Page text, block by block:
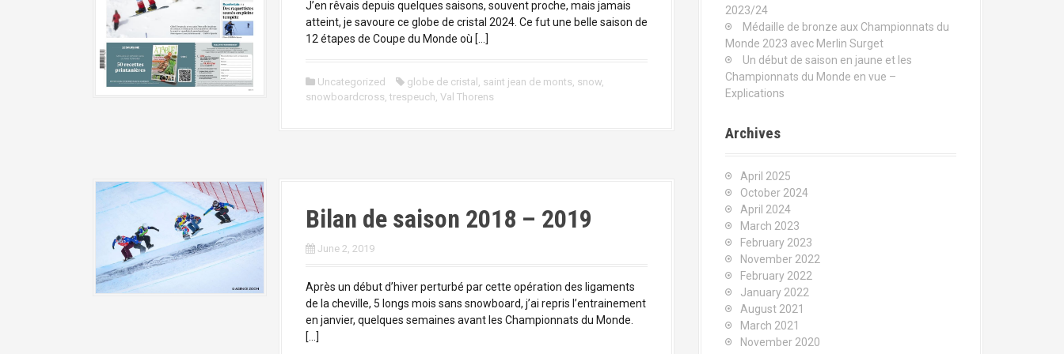
J’en rêvais depuis quelques saisons, souvent proche, mais jamais
atteint, je savoure ce globe de cristal 2024. Ce fut une belle saison de
12 étapes de Coupe du Monde où […]
Uncategorized globe de cristal , saint jean de monts, snow,
snowboardcross, trespeuch, Val Thorens
Bilan de saison 2018 – 2019
June 2, 2019
Après un début d’hiver perturbé par cette opération des ligaments
de la cheville, 5 longs mois sans snowboard, j’ai repris l’entrainement
en janvier, quelques semaines avant les Championnats du Monde.
[…]
2023/24
Médaille de bronze aux Championnats du
Monde 2023 avec Merlin Surget
Un début de saison en jaune et les
Championnats du Monde en vue –
Explications
Archives
April 2025
October 2024
April 2024
March 2023
February 2023
November 2022
February 2022
January 2022
August 2021
March 2021
November 2020